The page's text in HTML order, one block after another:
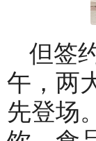
但签
午，两
先登场